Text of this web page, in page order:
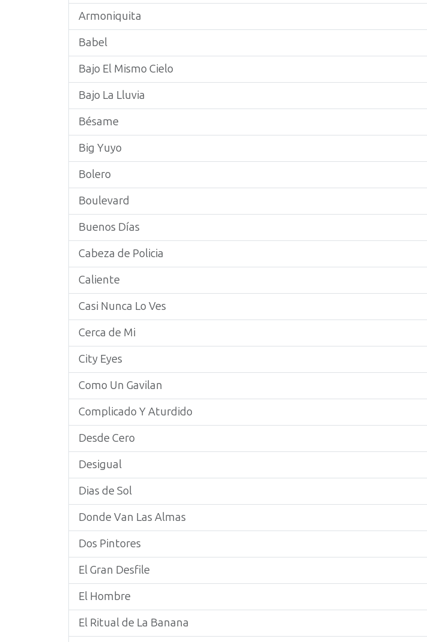
Armoniquita
Babel
Bajo El Mismo Cielo
Bajo La Lluvia
Bésame
Big Yuyo
Bolero
Boulevard
Buenos Días
Cabeza de Policia
Caliente
Casi Nunca Lo Ves
Cerca de Mi
City Eyes
Como Un Gavilan
Complicado Y Aturdido
Desde Cero
Desigual
Dias de Sol
Donde Van Las Almas
Dos Pintores
El Gran Desfile
El Hombre
El Ritual de La Banana